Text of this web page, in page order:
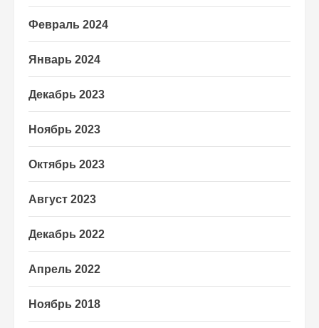
Февраль 2024
Январь 2024
Декабрь 2023
Ноябрь 2023
Октябрь 2023
Август 2023
Декабрь 2022
Апрель 2022
Ноябрь 2018